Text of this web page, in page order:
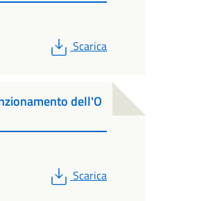
PDF
Scarica
dell'O
PDF
Scarica